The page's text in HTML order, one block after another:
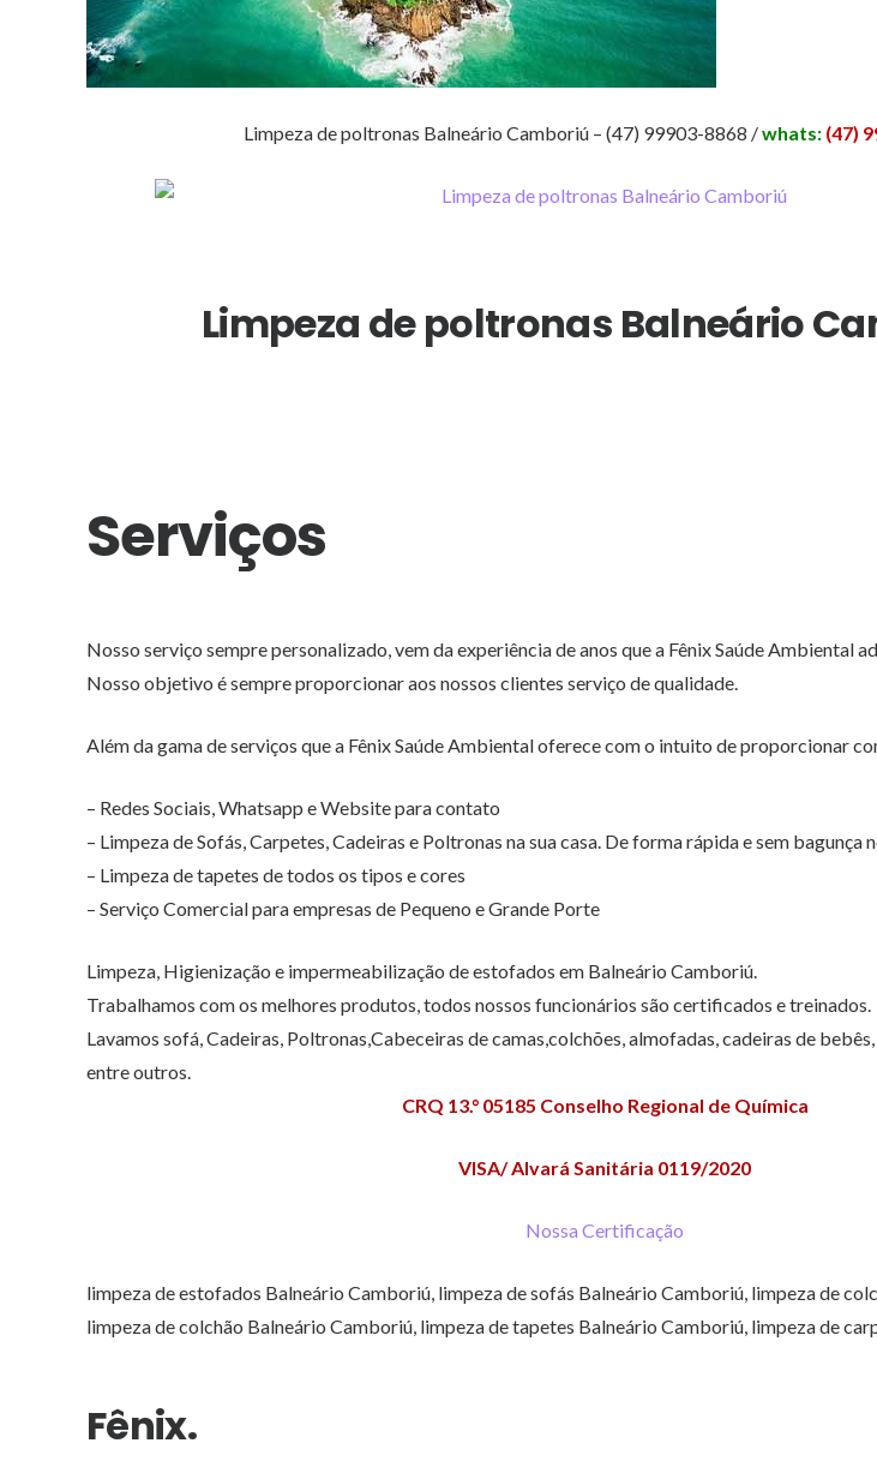
Limpeza de poltronas Balneário Camboriú – (47) 99903-8868 /whats: (47)
Limpeza de poltronas Balneário
Serviços
Nosso serviço sempre personalizado, vem da experiência de anos que a Fênix Saúde Ambiental
Nosso objetivo é sempre proporcionar aos nossos clientes serviço de qualidade.
Além da gama de serviços que a Fênix Saúde Ambiental oferece com o intuito de proporcionar
– Redes Sociais, Whatsapp e Website para contato
– Limpeza de Sofás, Carpetes, Cadeiras e Poltronas na sua casa. De forma rápida e sem bagunça
– Limpeza de tapetes de todos os tipos e cores
– Serviço Comercial para empresas de Pequeno e Grande Porte
Limpeza, Higienização e impermeabilização de estofados em Balneário Camboriú.
Trabalhamos com os melhores produtos, todos nossos funcionários são certificados e treinados.
Lavamos sofá, Cadeiras, Poltronas,Cabeceiras de camas,colchões, almofadas, cadeiras de
entre outros.
CRQ 13.° 05185 Conselho Regional de Química
VISA/ Alvará Sanitária 0119/2020
Nossa Certificação
limpeza de estofados Balneário Camboriú, limpeza de sofás Balneário Camboriú, limpeza de
limpeza de colchão Balneário Camboriú, limpeza de tapetes Balneário Camboriú, limpeza de
Fênix.